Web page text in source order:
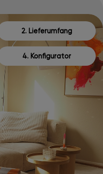
2. Lieferumfang
4. Konfigurator